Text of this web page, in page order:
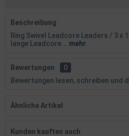
Beschreibung
Ring Swivel Leadcore Leaders / 3
lange Leadcore...
mehr
Bewertungen
0
Bewertungen lesen, schreiben und
Ähnliche Artikel
Kunden kauften auch